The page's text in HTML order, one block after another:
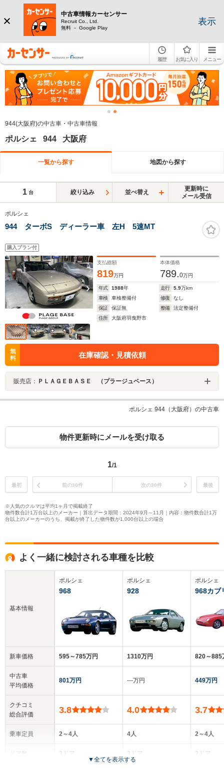
中古車情報カーセンサー
Recruit Co., Ltd.
無料 － Google Play
表示
履歴 お気に入り メニュー
944(大阪府)の中古車・中古車情報
ポルシェ 944 大阪府
一覧から探す 地図から探す
1 台 絞り込み 並べ替え
更新時に
メール受信
ポルシェ
944 ターボS ディーラー車 左H 5速MT
購入プラン付
支払総額
819万円
本体価格
789.0万円
年式 1988年 走行 5.9万km
車検
車検整備付 修復
なし
保証
保証無 整備
法定整備付
住所
大阪府羽曳野市
無
料
在庫確認・見積依頼
販売店： ＰＬＡＧＥＢＡＳＥ （プラージュベース）
ポルシェ 944（大阪府）の中古車
物件更新時にメールを受け取る
1/1
最初 前の30件 次の30件 最後
※人気のクルマは平均1ヶ月で掲載終了
物件数合計1万台以上のメーカー｜算出データ期間：2024年9月～11月｜内容：物件数合計1万
台以上のメーカーのうち、掲載が終了した物件数が1,000台以上の場合
よく一緒に検討される車種を比較
基本情報
新車価格
中古車
平均価格
クチコミ
総合評価
乗車定員
ポルシェ
968
595～785万円
801万円
3.8
2～4人
3ドア
ポルシェ
928
1310万円
‐‐‐万円
4.0
4人
3ドア
ポルシェ
968カブ
820～885
449万円
3.7
2～4人
2ドア
▼全てを表示する